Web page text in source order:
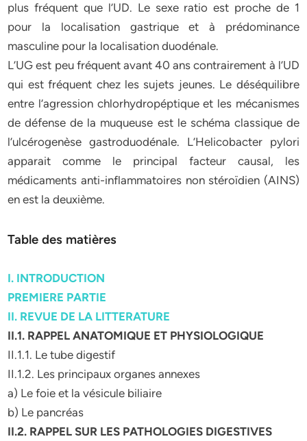
plus fréquent que l’UD. Le sexe ratio est proche de 1
pour la localisation gastrique et à prédominance
masculine pour la localisation duodénale.
L’UG est peu fréquent avant 40 ans contrairement à l’UD
qui est fréquent chez les sujets jeunes. Le déséquilibre
entre l’agression chlorhydropéptique et les mécanismes
de défense de la muqueuse est le schéma classique de
l’ulcérogenèse gastroduodénale. L’Helicobacter pylori
apparait comme le principal facteur causal, les
médicaments anti-inflammatoires non stéroïdien (AINS)
en est la deuxième.
Table des matières
I. INTRODUCTION
PREMIERE PARTIE
II. REVUE DE LA LITTERATURE
II.1. RAPPEL ANATOMIQUE ET PHYSIOLOGIQUE
II.1.1. Le tube digestif
II.1.2. Les principaux organes annexes
a) Le foie et la vésicule biliaire
b) Le pancréas
II.2. RAPPEL SUR LES PATHOLOGIES DIGESTIVES